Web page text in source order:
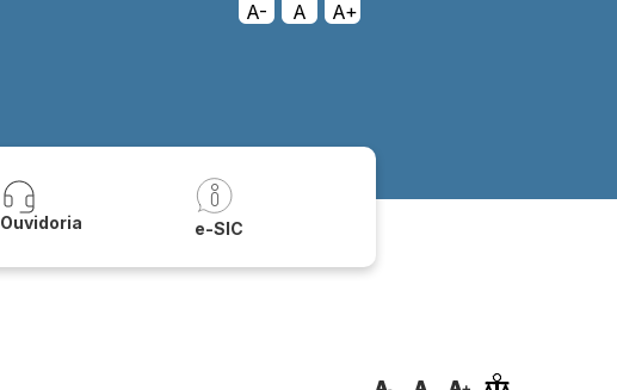
A- A
A+
Ouvidoria e-SIC